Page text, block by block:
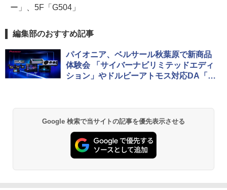
ー」、5F「G504」
編集部のおすすめ記事
パイオニア、ベルサール秋葉原で新商品
体験会 「サイバーナビリミテッドエディ
ション」やドルビーアトモス対応DA「D
Google 検索で当サイトの記事を優先表示させる